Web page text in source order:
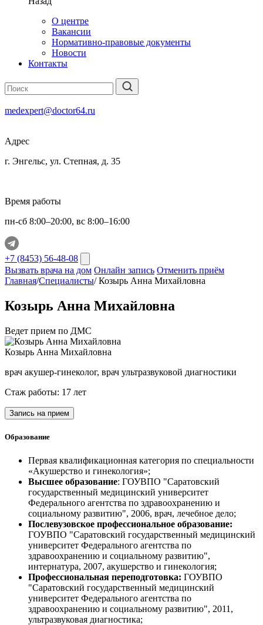
О центре
Вакансии
Нормативно-правовые документы
Новости
Контакты
medexpert@doctor64.ru
Адрес
г. Энгельс, ул. Степная, д. 35
Время работы
пн-сб 8:00–20:00, вс 8:00–16:00
+7 (8453) 56-48-08
Вызвать врача на дом Онлайн запись Отменить приём
Главная/Специалисты/ Козырь Анна Михайловна
Козырь Анна Михайловна
Ведет прием по ДМС
Козырь Анна Михайловна
врач акушер-гинеколог, врач ультразвуковой диагностики
Стаж работы: 17 лет
Запись на прием
Образование
Первая квалификационная категория по специальности
«Акушерство и гинекология»;
Высшее образование: ГОУВПО "Саратовский
государственный медицинский университет
Федерального агентства по здравоохранению и
социальному развитию", 2006, врач, лечебное дело;
Послевузовское профессиональное образование:
ГОУВПО "Саратовский государственный медицинский
университет Федерального агентства по
здравоохранению и социальному развитию",
интернатура, 2007, акушерство и гинекология;
Профессиональная переподготовка: ГОУВПО
"Саратовский государственный медицинский
университет Федерального агентства по
здравоохранению и социальному развитию", 2011,
ультразвуковая диагностика;